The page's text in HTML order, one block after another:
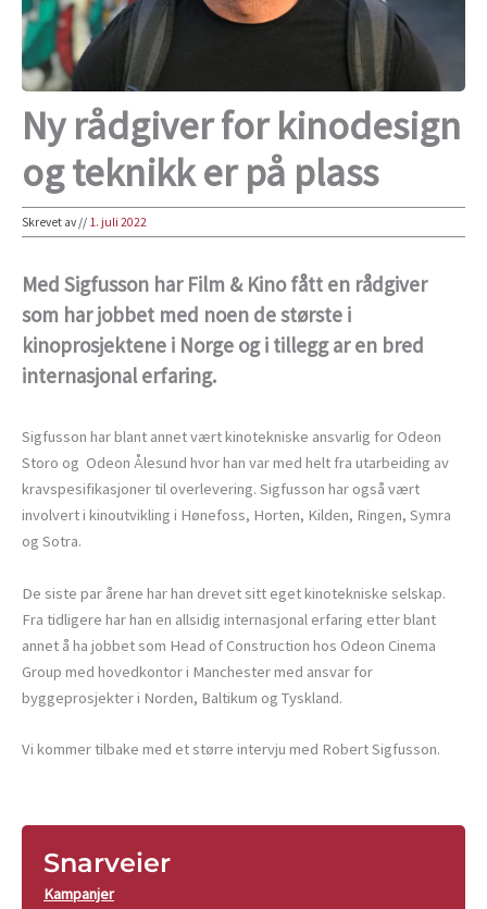
Ny rådgiver for kinodesign
og teknikk er på plass
Skrevet av// 1. juli 2022
Med Sigfusson har Film & Kino fått en rådgiver
som har jobbet med noen de største i
kinoprosjektene i Norge og i tillegg ar en bred
internasjonal erfaring.
Sigfusson har blant annet vært kinotekniske ansvarlig for Odeon
Storo og Odeon Ålesund hvor han var med helt fra utarbeiding av
kravspesifikasjoner til overlevering. Sigfusson har også vært
involvert i kinoutvikling i Hønefoss, Horten, Kilden, Ringen, Symra
og Sotra.
De siste par årene har han drevet sitt eget kinotekniske selskap.
Fra tidligere har han en allsidig internasjonal erfaring etter blant
annet å ha jobbet som Head of Construction hos Odeon Cinema
Group med hovedkontor i Manchester med ansvar for
byggeprosjekter i Norden, Baltikum og Tyskland.
Vi kommer tilbake med et større intervju med Robert Sigfusson.
Snarveier
Kampanjer